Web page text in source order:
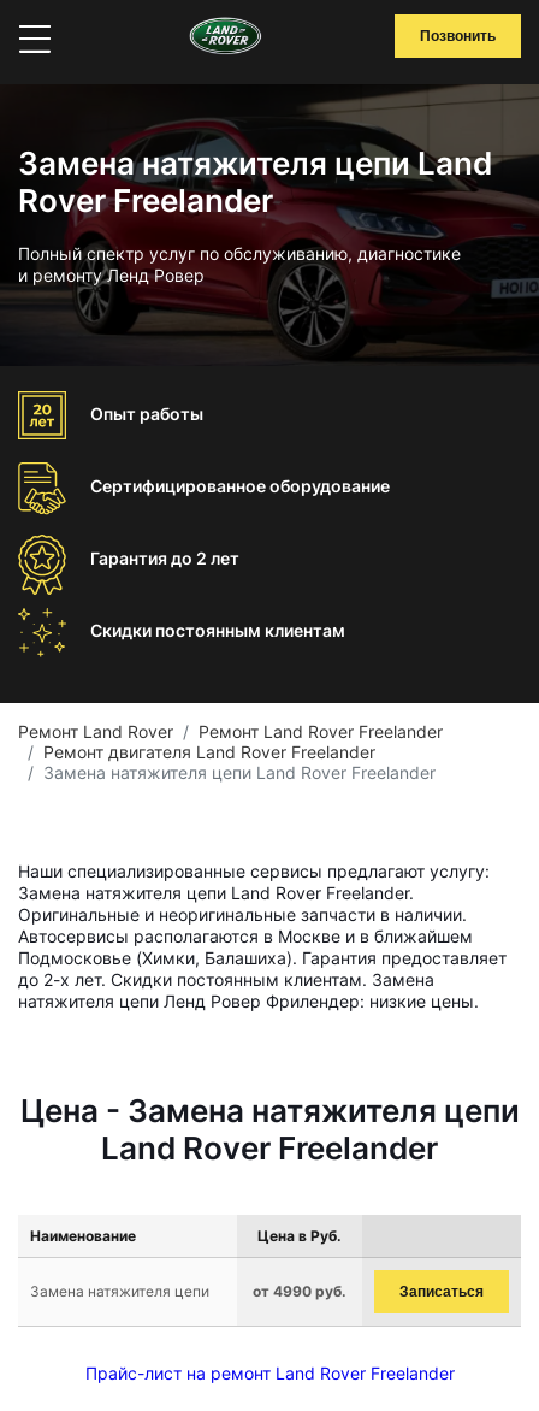
Позвонить
Замена натяжителя цепи Land
Rover Freelander
Полный спектр услуг по обслуживанию, диагностике
и ремонту Ленд Ровер
Опыт работы
Сертифицированноеоборудование
Гарантиядо 2 лет
Скидки постоянным клиентам
Ремонт Land Rover
Ремонт Land Rover Freelander
Ремонт двигателя Land Rover Freelander
Замена натяжителя цепи Land Rover Freelander
Наши специализированные сервисы предлагают услугу:
Замена натяжителя цепи Land Rover Freelander.
Оригинальные и неоригинальные запчасти в наличии.
Автосервисы располагаются в Москве и в ближайшем
Подмосковье (Химки, Балашиха). Гарантия предоставляет
до 2-х лет. Скидки постоянным клиентам. Замена
натяжителя цепи Ленд Ровер Фрилендер: низкие цены.
Цена - Замена натяжителя цепи
Land Rover Freelander
Наименование Цена в Руб.
Замена натяжителя цепи от 4990 руб. Записаться
Прайс-лист на ремонт Land Rover Freelander